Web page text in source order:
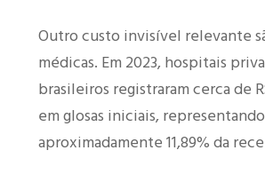
Outro custo invisível relevante
médicas. Em 2023, hospitais
brasileiros registraram cerca de
em glosas iniciais, representando
aproximadamente 11,89% da